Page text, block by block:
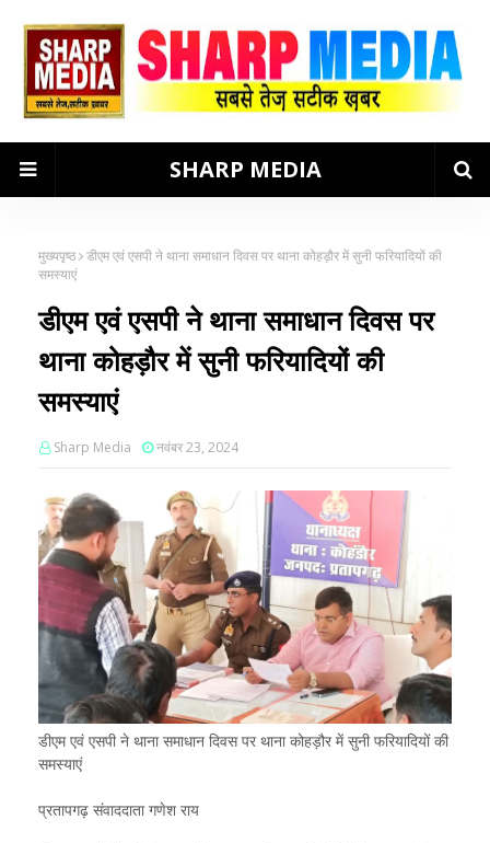
SHARP MEDIA
मुख्यपृष्ठ डीएम एवं एसपी ने थाना समाधान दिवस पर थाना कोहड़ौर में सुनी फरियादियों की
समस्याएं
डीएम एवं एसपी ने थाना समाधान दिवस पर
थाना कोहड़ौर में सुनी फरियादियों की
समस्याएं
Sharp Media नवंबर 23, 2024
डीएम एवं एसपी ने थाना समाधान दिवस पर थाना कोहड़ौर में सुनी फरियादियों की
समस्याएं
प्रतापगढ़ संवाददाता गणेश राय